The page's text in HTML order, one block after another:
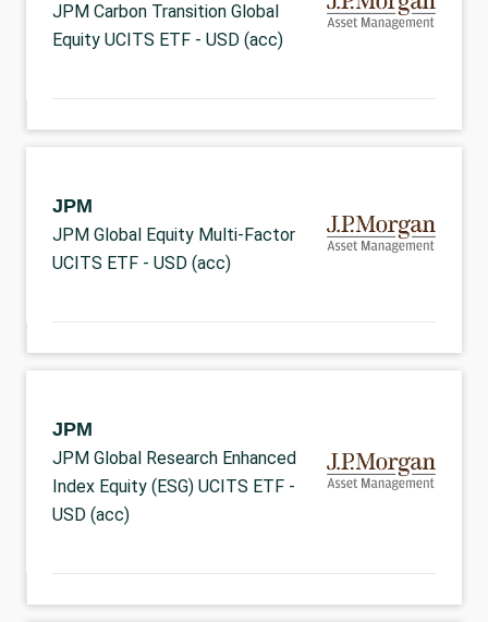
JPM Carbon Transition Global
Equity UCITS ETF - USD (acc)
JPM
JPM Global Equity Multi-Factor
UCITS ETF - USD (acc)
JPM
JPM Global Research Enhanced
Index Equity (ESG) UCITS ETF -
USD (acc)